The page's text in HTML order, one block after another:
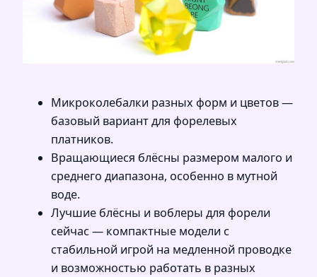
Микроколебалки разных форм и цветов —
базовый вариант для форелевых
платников.
Вращающиеся блёсны размером малого и
среднего диапазона, особенно в мутной
воде.
Лучшие блёсны и воблеры для форели
сейчас — компактные модели с
стабильной игрой на медленной проводке
и возможностью работать в разных